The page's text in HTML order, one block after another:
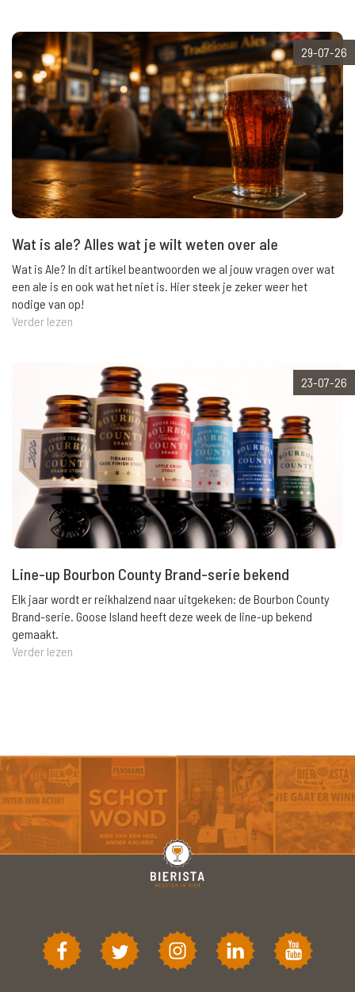
29-07-26
Wat is ale? Alles wat je wilt weten over ale
Wat is Ale? In dit artikel beantwoorden we al jouw vragen over wat
een ale is en ook wat het niet is. Hier steek je zeker weer het
nodige van op!
Verder lezen
23-07-26
Line-up Bourbon County Brand-serie bekend
Elk jaar wordt er reikhalzend naar uitgekeken: de Bourbon County
Brand-serie. Goose Island heeft deze week de line-up bekend
gemaakt.
Verder lezen